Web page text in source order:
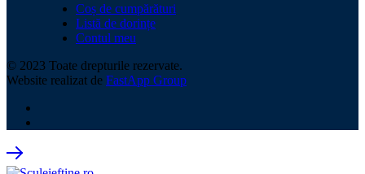
Coș de cumpărături
Listă de dorințe
Contul meu
© 2023 Toate drepturile rezervate.
Website realizat de FastApp Group